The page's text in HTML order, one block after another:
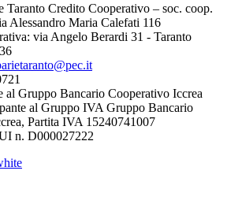
Taranto Credito Cooperativo – soc. coop.
Alessandro Maria Calefati 116
via Angelo Berardi 31 - Taranto
al Gruppo Bancario Cooperativo Iccrea
al Gruppo IVA Gruppo Bancario
Partita IVA 15240741007
n. D000027222